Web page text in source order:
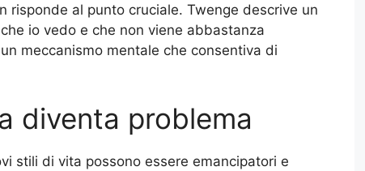
risponde al punto cruciale. Twenge descrive un
io vedo e che non viene abbastanza
meccanismo mentale che consentiva di
diventa problema
stili di vita possono essere emancipatori e